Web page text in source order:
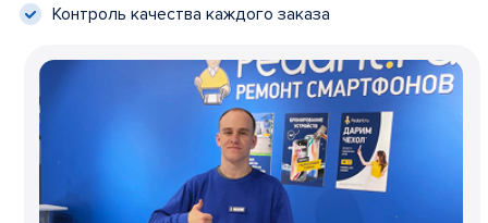
Контроль качества каждого заказа